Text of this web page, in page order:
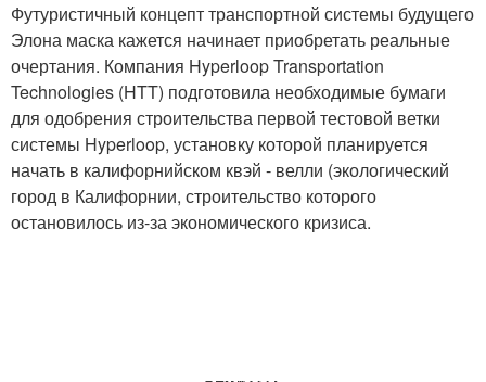
Футуристичный концепт транспортной системы будущего
Элона маска кажется начинает приобретать реальные
очертания. Компания Hyperloop Transportation
Technologies (HTT) подготовила необходимые бумаги
для одобрения строительства первой тестовой ветки
системы Hyperloop, установку которой планируется
начать в калифорнийском квэй - велли (экологический
город в Калифорнии, строительство которого
остановилось из-за экономического кризиса.